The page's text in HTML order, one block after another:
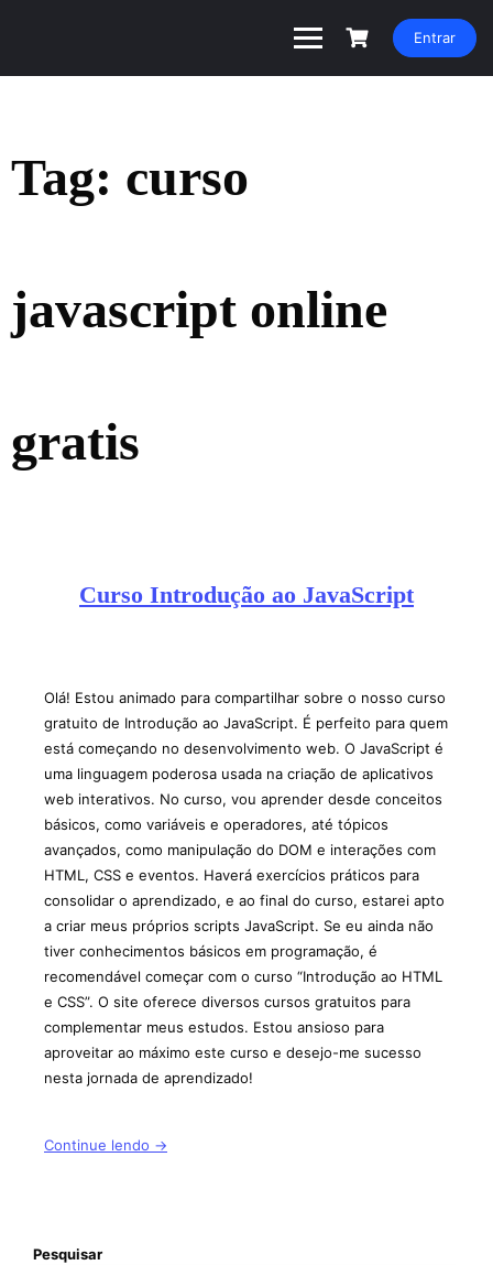
Entrar
Tag: curso
javascript online
gratis
Curso Introdução ao JavaScript
Olá! Estou animado para compartilhar sobre o nosso curso
gratuito de Introdução ao JavaScript. É perfeito para quem
está começando no desenvolvimento web. O JavaScript é
uma linguagem poderosa usada na criação de aplicativos
web interativos. No curso, vou aprender desde conceitos
básicos, como variáveis e operadores, até tópicos
avançados, como manipulação do DOM e interações com
HTML, CSS e eventos. Haverá exercícios práticos para
consolidar o aprendizado, e ao final do curso, estarei apto
a criar meus próprios scripts JavaScript. Se eu ainda não
tiver conhecimentos básicos em programação, é
recomendável começar com o curso “Introdução ao HTML
e CSS”. O site oferece diversos cursos gratuitos para
complementar meus estudos. Estou ansioso para
aproveitar ao máximo este curso e desejo-me sucesso
nesta jornada de aprendizado!
Continue lendo →
Pesquisar